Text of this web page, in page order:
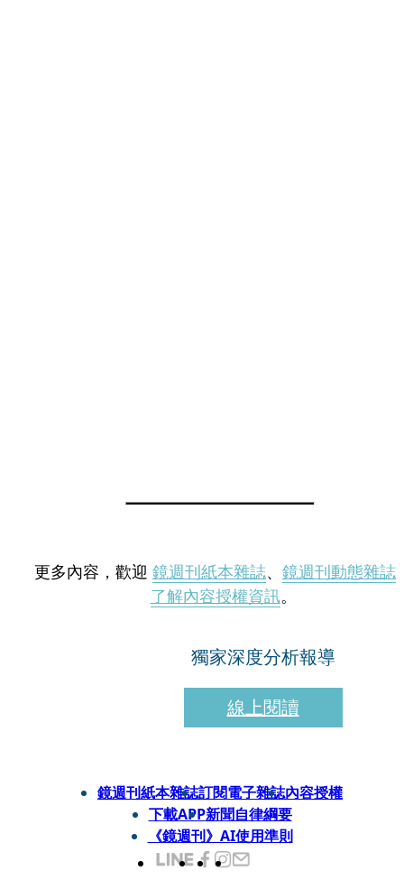
更多內容，歡迎 鏡週刊紙本雜誌、 鏡週刊動態雜誌
了解內容授權資訊。
獨家深度分析報導
線上閱讀
鏡週刊紙本雜誌訂閱電子雜誌內容授權
下載APP新聞自律綱要
《鏡週刊》AI使用準則